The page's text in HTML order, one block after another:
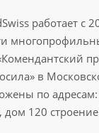
работает
в
по
120